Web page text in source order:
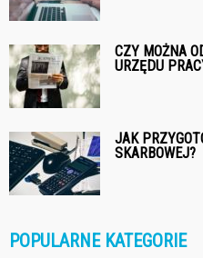
CZY MOŻNA
URZĘDU
JAK
SKARBOWEJ?
POPULARNE KATEGORIE